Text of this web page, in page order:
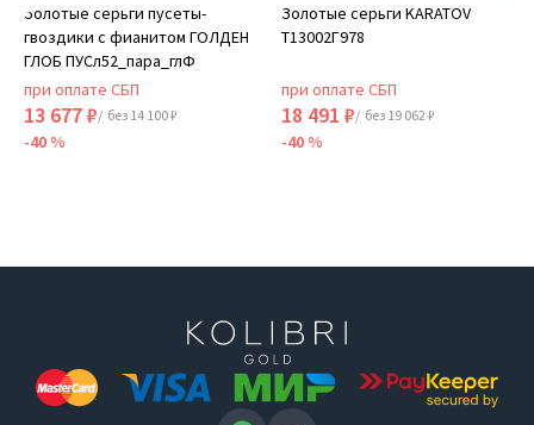
Золотые серьги пусеты-
гвоздики с фианитом ГОЛДЕН
ГЛОБ ПУСл52_пара_глФ
при оплате СБП
13 677 ₽/ без 14 100 ₽
-40 %
Золотые серьги KARATOV
Т13002Г978
при оплате СБП
18 491 ₽/ без 19 062 ₽
-40 %